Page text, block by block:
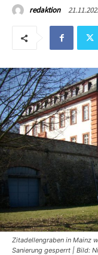
redaktion
Zitadellengraben in Mainz
Sanierung gesperrt | Bild: